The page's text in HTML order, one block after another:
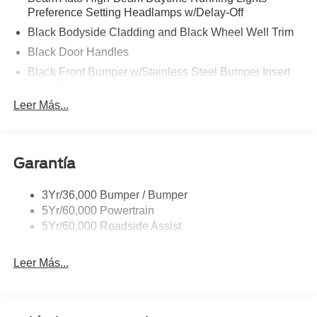
Preference Setting Headlamps w/Delay-Off
Black Bodyside Cladding and Black Wheel Well Trim
Black Door Handles
Black Front Bumper w/Stainless Steel Bumper Insert
Black Power Heated Side Mirrors w/Manual Folding
Deep Tinted Glass
Front Fog Lamps
Full-Size Spare Tire Mounted Inside Under Cargo
Gray Grille
Leer Más...
Garantía
3Yr/36,000 Bumper / Bumper
5Yr/60,000 Powertrain
5Yr/60,000 Roadside Assist
Leer Más...